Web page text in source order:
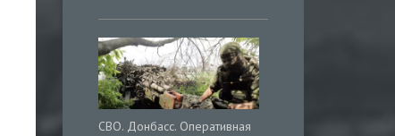
СВО. Донбасс. Оперативная